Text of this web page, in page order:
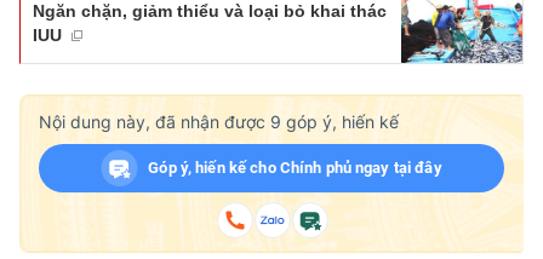
Ngăn chặn, giảm thiểu và loại bỏ khai thác
IUU
Nội dung này, đã nhận được 9 góp ý, hiến kế
Góp ý, hiến kế cho Chính phủ ngay tại đây